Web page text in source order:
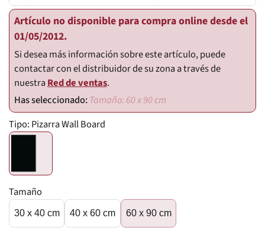
Artículo no disponible para compra online desde el
01/05/2012.
Si desea más información sobre este artículo, puede
contactar con el distribuidor de su zona a través de
nuestraRed de ventas.
Tamaño: 60 x 90 cm
Tipo: Pizarra Wall Board
Tamaño
30 x 40 cm 40 x 60 cm 60 x 90 cm